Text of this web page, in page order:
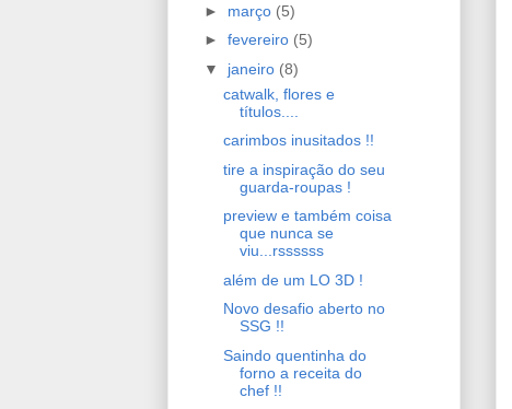
► março (5)
► fevereiro (5)
▼ janeiro (8)
catwalk, flores e
títulos....
carimbos inusitados !!
tire a inspiração do seu
guarda-roupas !
preview e também coisa
que nunca se
viu...rssssss
além de um LO 3D !
Novo desafio aberto no
SSG !!
Saindo quentinha do
forno a receita do
chef !!